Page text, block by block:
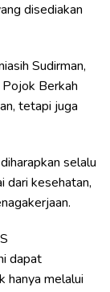
disediakan
Sudirman,
Berkah
tetapi juga
selalu
dari kesehatan,
dapat
hanya melalui